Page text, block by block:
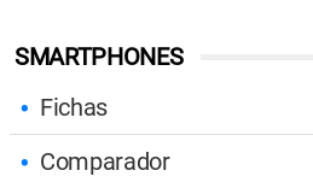
SMARTPHONES
Fichas
Comparador